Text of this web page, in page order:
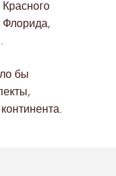
Флорида,
бы